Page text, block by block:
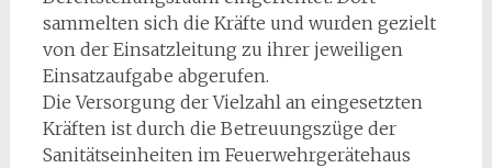
sammelten sich die Kräfte und wurden gezielt
von der Einsatzleitung zu ihrer jeweiligen
Einsatzaufgabe abgerufen.
Die Versorgung der Vielzahl an eingesetzten
Kräften ist durch die Betreuungszüge der
Sanitätseinheiten im Feuerwehrgerätehaus